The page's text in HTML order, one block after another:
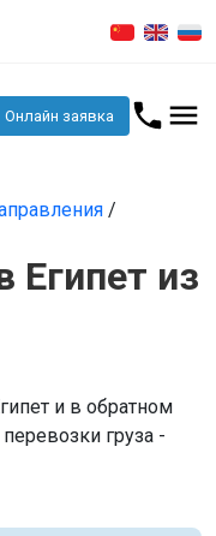
Онлайн заявка
/
Египет из
и в обратном
груза -